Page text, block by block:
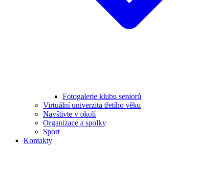
Fotogalerie klubu seniorů
Virtuální univerzita třetího věku
Navštivte v okolí
Organizace a spolky
Sport
Kontakty